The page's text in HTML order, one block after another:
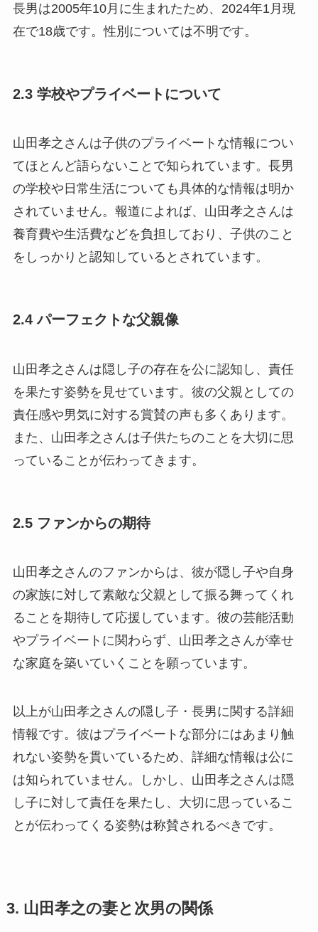
長男は2005年10月に生まれたため、2024年1月現
在で18歳です。性別については不明です。
2.3 学校やプライベートについて
山田孝之さんは子供のプライベートな情報につい
てほとんど語らないことで知られています。長男
の学校や日常生活についても具体的な情報は明か
されていません。報道によれば、山田孝之さんは
養育費や生活費などを負担しており、子供のこと
をしっかりと認知しているとされています。
2.4 パーフェクトな父親像
山田孝之さんは隠し子の存在を公に認知し、責任
を果たす姿勢を見せています。彼の父親としての
責任感や男気に対する賞賛の声も多くあります。
また、山田孝之さんは子供たちのことを大切に思
っていることが伝わってきます。
2.5 ファンからの期待
山田孝之さんのファンからは、彼が隠し子や自身
の家族に対して素敵な父親として振る舞ってくれ
ることを期待して応援しています。彼の芸能活動
やプライベートに関わらず、山田孝之さんが幸せ
な家庭を築いていくことを願っています。
以上が山田孝之さんの隠し子・長男に関する詳細
情報です。彼はプライベートな部分にはあまり触
れない姿勢を貫いているため、詳細な情報は公に
は知られていません。しかし、山田孝之さんは隠
し子に対して責任を果たし、大切に思っているこ
とが伝わってくる姿勢は称賛されるべきです。
3. 山田孝之の妻と次男の関係